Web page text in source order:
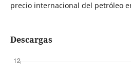
precio internacional del petróleo
Descargas